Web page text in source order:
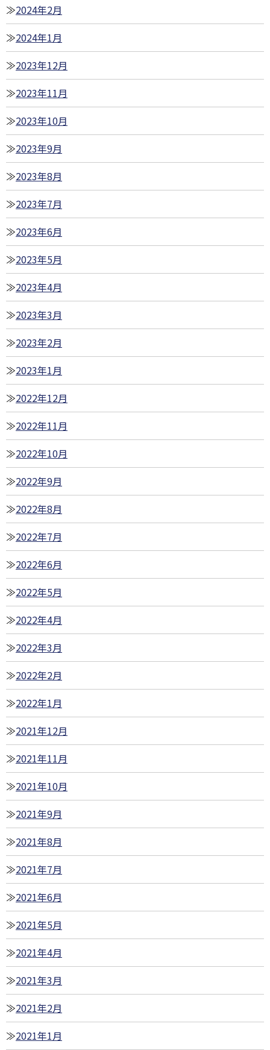
2024年2月
2024年1月
2023年12月
2023年11月
2023年10月
2023年9月
2023年8月
2023年7月
2023年6月
2023年5月
2023年4月
2023年3月
2023年2月
2023年1月
2022年12月
2022年11月
2022年10月
2022年9月
2022年8月
2022年7月
2022年6月
2022年5月
2022年4月
2022年3月
2022年2月
2022年1月
2021年12月
2021年11月
2021年10月
2021年9月
2021年8月
2021年7月
2021年6月
2021年5月
2021年4月
2021年3月
2021年2月
2021年1月